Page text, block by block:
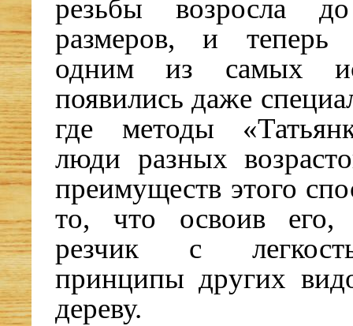
резьбы возросла
размеров, и теперь
одним из самых
появились даже
где методы
люди разных
преимуществ этого
то, что освоив его,
резчик с
принципы других
дереву.